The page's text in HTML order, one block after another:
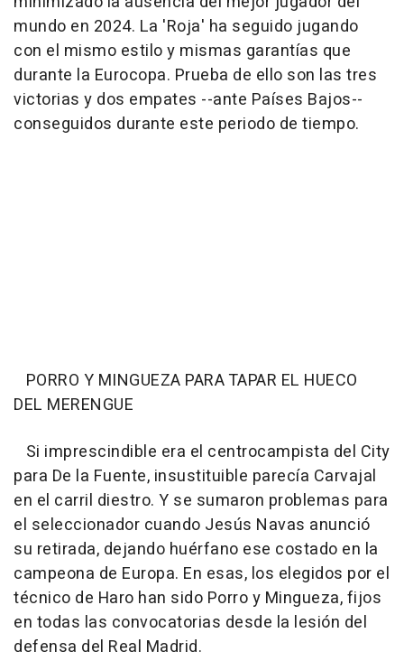
mundo en 2024. La 'Roja' ha seguido jugando
con el mismo estilo y mismas garantías que
durante la Eurocopa. Prueba de ello son las tres
victorias y dos empates --ante Países Bajos--
conseguidos durante este periodo de tiempo.
PORRO Y MINGUEZA PARA TAPAR EL HUECO
DEL MERENGUE
Si imprescindible era el centrocampista del City
para De la Fuente, insustituible parecía Carvajal
en el carril diestro. Y se sumaron problemas para
el seleccionador cuando Jesús Navas anunció
su retirada, dejando huérfano ese costado en la
campeona de Europa. En esas, los elegidos por el
técnico de Haro han sido Porro y Mingueza, fijos
en todas las convocatorias desde la lesión del
defensa del Real Madrid.